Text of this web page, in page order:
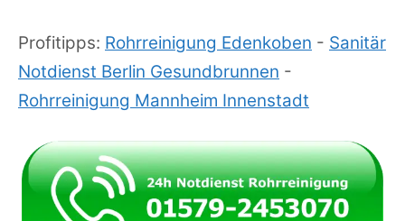
Profitipps: Rohrreinigung Edenkoben - Sanitär
Notdienst Berlin Gesundbrunnen -
Rohrreinigung Mannheim Innenstadt